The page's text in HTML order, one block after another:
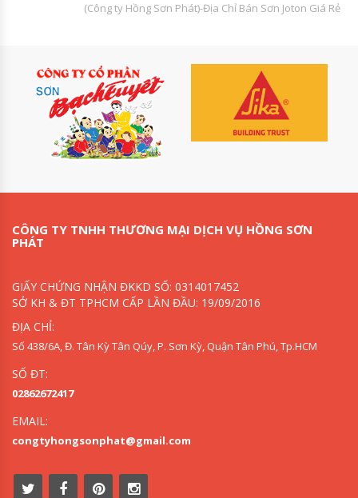
(Công ty Hồng Sơn Phát)-Địa Chỉ Bán Sơn Joton Giá Rẻ
CÔNG TY TNHH THƯƠNG MẠI DỊCH VỤ HỒNG SƠN
PHÁT
GIẤY CHỨNG NHẬN ĐKKD SỐ: 0314017452
SỞ KH & ĐT TPHCM CẤP LẦN ĐẦU: 19/09/2016
ĐỊA CHỈ:
Số 438/6A, Đ. Tân Kỳ Tân Qúy, P. Sơn Kỳ, Quận Tân Phú, Tp.HCM
SỐ ĐT:
02862672417
EMAIL:
congtyhongsonphat@gmail.com